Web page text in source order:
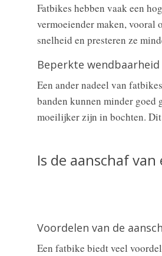
Fatbikes hebben vaak een
vermoeiender maken, vooral
snelheid en presteren ze
Beperkte wendbaarheid
Een ander nadeel van
banden kunnen minder goed
moeilijker zijn in bochten.
Is de aanschaf
Voordelen van de
Een fatbike biedt veel